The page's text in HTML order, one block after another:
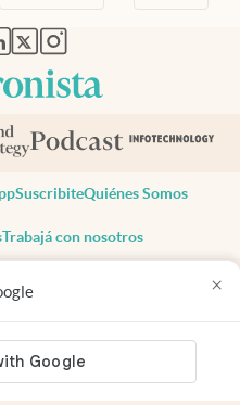
×
nueva pestaña
en nueva pestaña
abre en nueva pestaña
abre en nueva pestaña
abre en nueva pestaña
SuscribiteQuiénes Somos
Trabajá con nosotros
reservados
3270